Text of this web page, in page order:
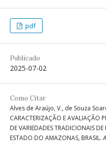
pdf
Publicado
2025-07-02
Como Citar
Alves de Araújo, V., de Souza
CARACTERIZAÇÃO E AVALIAÇÃO
DE VARIEDADES TRADICIONAIS
ESTADO DO AMAZONAS, BRASIL.